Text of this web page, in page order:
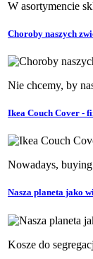
W asortymencie
Choroby naszych
Nie chcemy, by
Ikea Couch Cover -
Nowadays,
Nasza planeta jako
Kosze do